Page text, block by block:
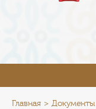
ПРЕСС-ЦЕНТР
Главная Документы